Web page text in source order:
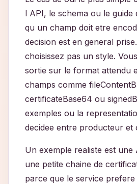
l API, le schema ou le guide
qu un champ doit etre
decision est en general
choisissez pas un style.
sortie sur le format attendu
champs comme
certificateBase64 ou
exemples ou la
decidee entre producteur et
Un exemple realiste est une
une petite chaine de
parce que le service